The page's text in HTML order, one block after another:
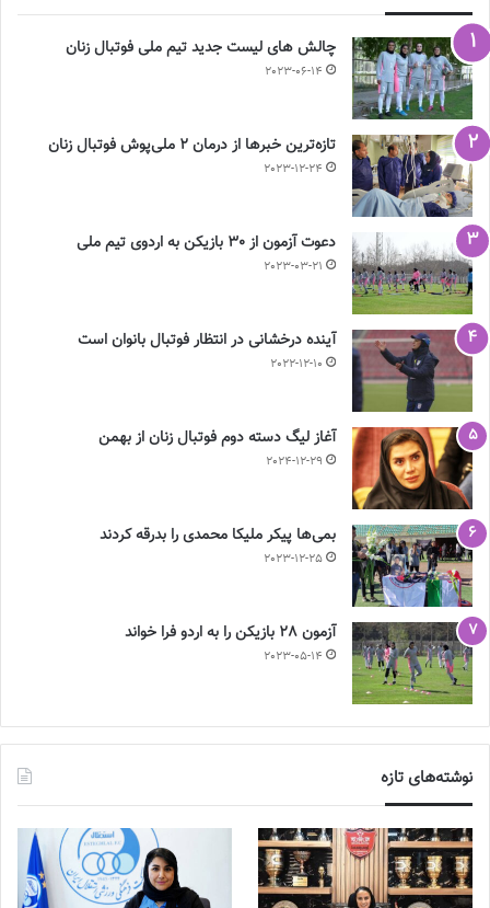
چالش هاى ليست جدید تيم ملى فوتبال زنان
2023-06-14
تازه‌ترین خبرها از درمان ۲ ملی‌پوش فوتبال زنان
2023-12-24
دعوت آزمون از 30 بازیکن به اردوی تیم ملی
2023-03-21
آینده درخشانی در انتظار فوتبال بانوان است
2022-12-10
آغاز لیگ دسته دوم فوتبال زنان از بهمن
2024-12-29
بمی‌ها پیکر ملیکا محمدی را بدرقه کردند
2023-12-25
آزمون 28 بازیکن را به اردو فرا خواند
2023-05-14
نوشته‌های تازه